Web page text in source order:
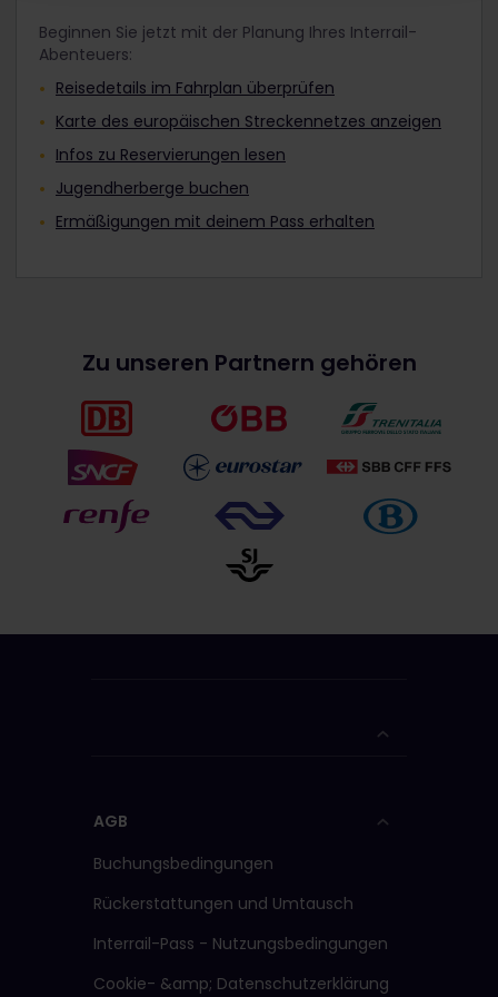
Beginnen Sie jetzt mit der Planung Ihres Interrail-
Abenteuers:
Reisedetails im Fahrplan überprüfen
Karte des europäischen Streckennetzes anzeigen
Infos zu Reservierungen lesen
Jugendherberge buchen
Ermäßigungen mit deinem Pass erhalten
Zu unseren Partnern gehören
AGB
Buchungsbedingungen
Rückerstattungen und Umtausch
Interrail-Pass - Nutzungsbedingungen
Cookie- &amp; Datenschutzerklärung